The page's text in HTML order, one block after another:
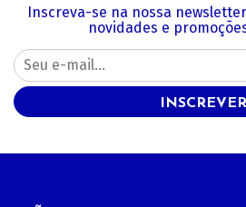
Inscreva-se na nossa
novidades e
INSCREVER